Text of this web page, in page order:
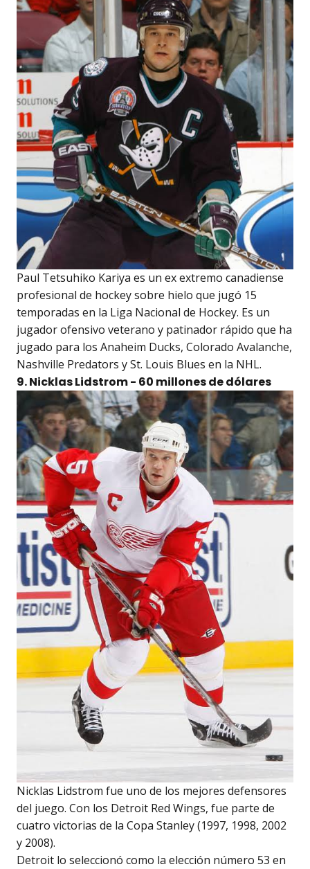
Paul Tetsuhiko Kariya es un ex extremo canadiense
profesional de hockey sobre hielo que jugó 15
temporadas en la Liga Nacional de Hockey. Es un
jugador ofensivo veterano y patinador rápido que ha
jugado para los Anaheim Ducks, Colorado Avalanche,
Nashville Predators y St. Louis Blues en la NHL.
9. Nicklas Lidstrom - 60 millones de dólares
Nicklas Lidstrom fue uno de los mejores defensores
del juego. Con los Detroit Red Wings, fue parte de
cuatro victorias de la Copa Stanley (1997, 1998, 2002
y 2008).
Detroit lo seleccionó como la elección número 53 en